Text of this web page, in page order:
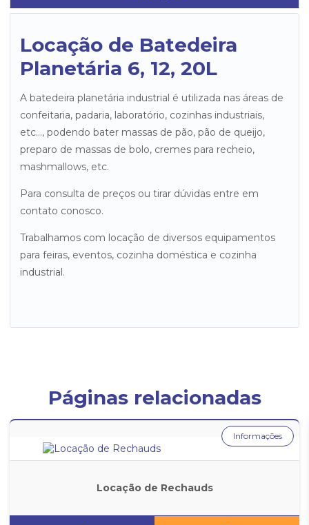
Locação de Batedeira
Planetária 6, 12, 20L
A batedeira planetária industrial é utilizada nas áreas de
confeitaria, padaria, laboratório, cozinhas industriais,
etc…, podendo bater massas de pão, pão de queijo,
preparo de massas de bolo, cremes para recheio,
mashmallows, etc.
Para consulta de preços ou tirar dúvidas entre em
contato conosco.
Trabalhamos com locação de diversos equipamentos
para feiras, eventos, cozinha doméstica e cozinha
industrial.
Páginas relacionadas
Locação de Rechauds
Informações